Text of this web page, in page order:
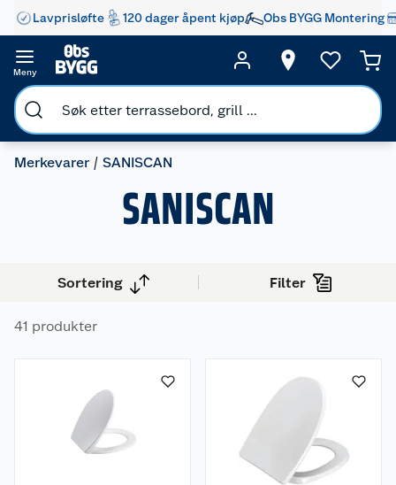
Lavprisløfte 120 dager åpent kjøp Obs BYGG Montering
Meny
Merkevarer SANISCAN
SANISCAN
Sortering Filter
41 produkter